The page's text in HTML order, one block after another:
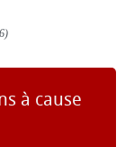
à cause